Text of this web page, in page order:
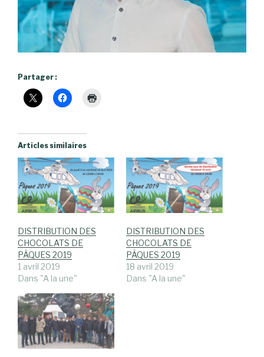
Partager :
Articles similaires
DISTRIBUTION DES
CHOCOLATS DE
PÂQUES 2019
1 avril 2019
Dans "A la une"
DISTRIBUTION DES
CHOCOLATS DE
PÂQUES 2019
18 avril 2019
Dans "A la une"